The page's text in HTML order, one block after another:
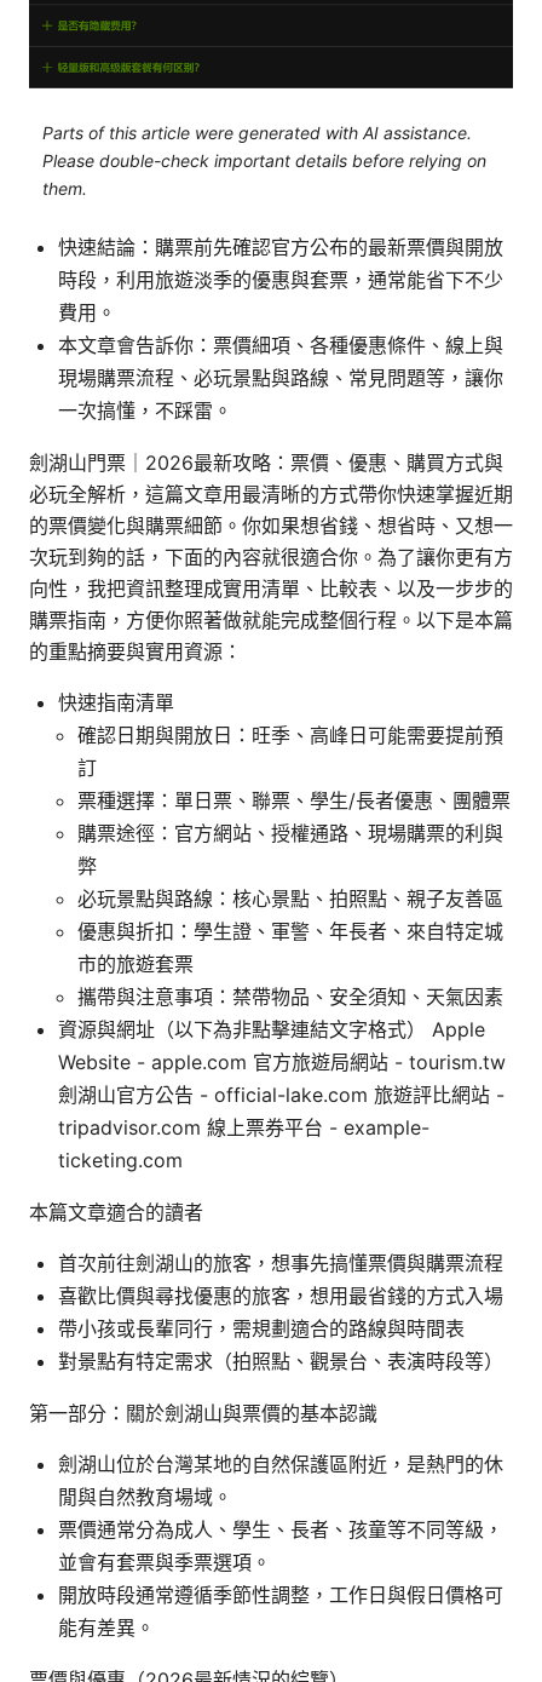
Parts of this article were generated with AI assistance.
Please double-check important details before relying on
them.
快速結論：購票前先確認官方公布的最新票價與開放
時段，利用旅遊淡季的優惠與套票，通常能省下不少
費用。
本文章會告訴你：票價細項、各種優惠條件、線上與
現場購票流程、必玩景點與路線、常見問題等，讓你
一次搞懂，不踩雷。
劍湖山門票｜2026最新攻略：票價、優惠、購買方式與
必玩全解析，這篇文章用最清晰的方式帶你快速掌握近期
的票價變化與購票細節。你如果想省錢、想省時、又想一
次玩到夠的話，下面的內容就很適合你。為了讓你更有方
向性，我把資訊整理成實用清單、比較表、以及一步步的
購票指南，方便你照著做就能完成整個行程。以下是本篇
的重點摘要與實用資源：
快速指南清單
確認日期與開放日：旺季、高峰日可能需要提前預
訂
票種選擇：單日票、聯票、學生/長者優惠、團體票
購票途徑：官方網站、授權通路、現場購票的利與
弊
必玩景點與路線：核心景點、拍照點、親子友善區
優惠與折扣：學生證、軍警、年長者、來自特定城
市的旅遊套票
攜帶與注意事項：禁帶物品、安全須知、天氣因素
資源與網址（以下為非點擊連結文字格式） Apple
Website - apple.com 官方旅遊局網站 - tourism.tw
劍湖山官方公告 - official-lake.com 旅遊評比網站 -
tripadvisor.com 線上票券平台 - example-
ticketing.com
本篇文章適合的讀者
首次前往劍湖山的旅客，想事先搞懂票價與購票流程
喜歡比價與尋找優惠的旅客，想用最省錢的方式入場
帶小孩或長輩同行，需規劃適合的路線與時間表
對景點有特定需求（拍照點、觀景台、表演時段等）
第一部分：關於劍湖山與票價的基本認識
劍湖山位於台灣某地的自然保護區附近，是熱門的休
閒與自然教育場域。
票價通常分為成人、學生、長者、孩童等不同等級，
並會有套票與季票選項。
開放時段通常遵循季節性調整，工作日與假日價格可
能有差異。